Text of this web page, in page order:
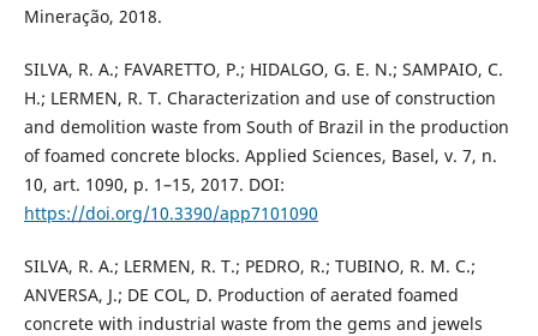
Mineração, 2018.
SILVA, R. A.; FAVARETTO, P.; HIDALGO, G. E. N.; SAMPAIO, C.
H.; LERMEN, R. T. Characterization and use of construction
and demolition waste from South of Brazil in the production
of foamed concrete blocks. Applied Sciences, Basel, v. 7, n.
10, art. 1090, p. 1–15, 2017. DOI:
https://doi.org/10.3390/app7101090
SILVA, R. A.; LERMEN, R. T.; PEDRO, R.; TUBINO, R. M. C.;
ANVERSA, J.; DE COL, D. Production of aerated foamed
concrete with industrial waste from the gems and jewels